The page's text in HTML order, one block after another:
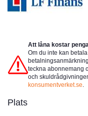
Att låna kostar
Om du inte kan
teckna abonnemang
och
konsumentverket.se
Plats